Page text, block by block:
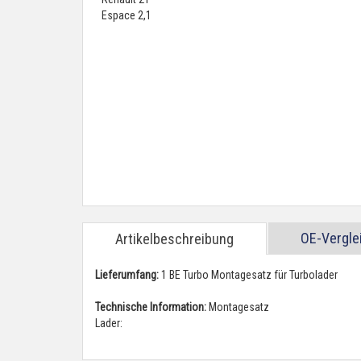
Artikelbeschreibung OE-
Lieferumfang:1 BE Turbo Montagesatz für Turbolader
Technische Information: Montagesatz
Lader: